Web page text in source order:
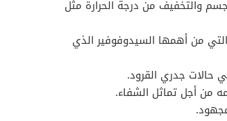
والتخفيف من درجة الحرارة مثل
من أهمها السيدوفوفير الذي
حالات جدري القرود.
من أجل تماثل الشفاء.